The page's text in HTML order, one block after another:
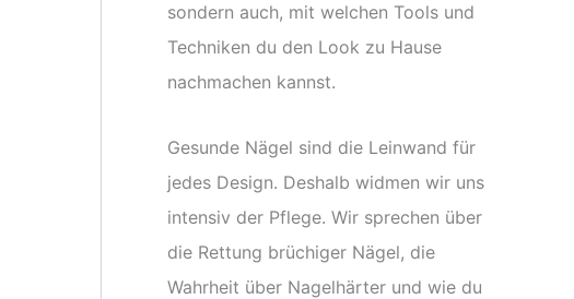
sondern auch, mit welchen Tools und
Techniken du den Look zu Hause
nachmachen kannst.
Gesunde Nägel sind die Leinwand für
jedes Design. Deshalb widmen wir uns
intensiv der Pflege. Wir sprechen über
die Rettung brüchiger Nägel, die
Wahrheit über Nagelhärter und wie du